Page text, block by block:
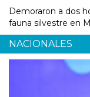
Demoraron a dos
fauna silvestre en
NACIONALES